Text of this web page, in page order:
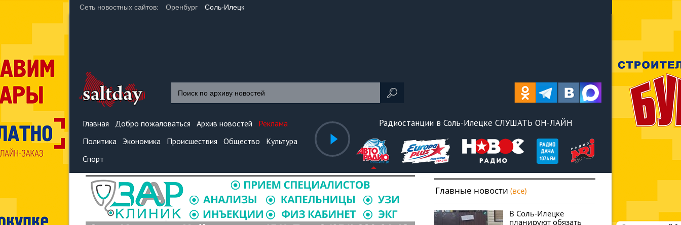
Сеть новостных сайтов: Оренбург Соль-Илецк
Главная Добро пожаловаться Архив новостей
Реклама
Политика Экономика Происшествия Общество
Культура
Спорт
Радиостанции в Соль-Илецке СЛУШАТЬ ОН-ЛАЙН
Главные новости (все)
В Соль-Илецке
планируют обязать